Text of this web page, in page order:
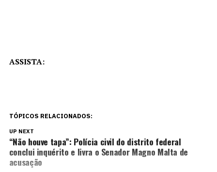
ASSISTA:
TÓPICOS RELACIONADOS:
UP NEXT
“Não houve tapa”: Polícia civil do distrito federal
conclui inquérito e livra o Senador Magno Malta de
acusação